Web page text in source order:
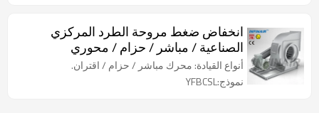
انخفاض ضغط مروحة الطرد المركزي
الصناعية / مباشر / حزام / محوري
أنواع القيادة: محرك مباشر / حزام / اقتران.
نموذج:YFBCSL